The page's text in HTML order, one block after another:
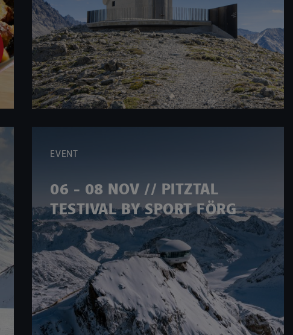
EVENT
06 - 08 NOV // PITZTAL
TESTIVAL BY SPORT FÖRG